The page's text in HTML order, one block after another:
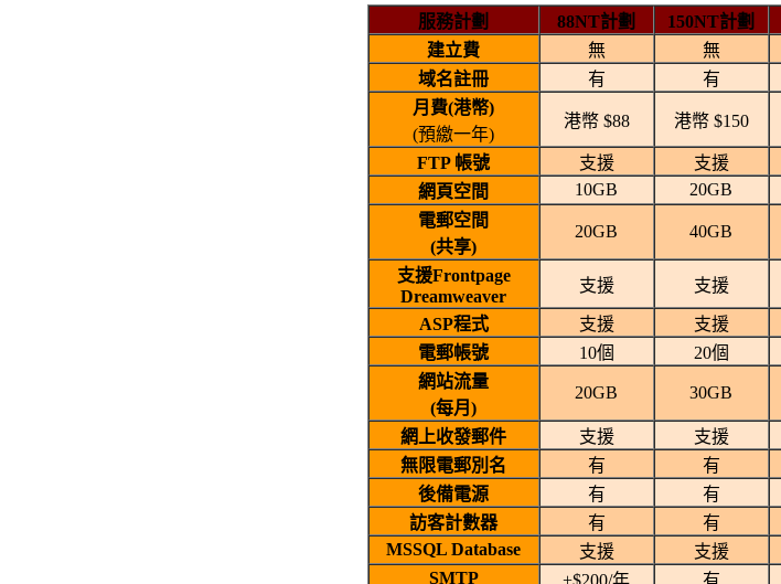
服務計劃
88NT計劃 150NT計劃
建立費
無 無
域名註冊
有 有
月費(港幣)
(預繳一年)
港幣 $88 港幣 $150
FTP 帳號 支援 支援
網頁空間
10GB 20GB
電郵空間
(共享)
20GB 40GB
支援Frontpage
Dreamweaver
支援 支援
ASP程式 支援 支援
電郵帳號
10個 20個
網站流量
(每月)
20GB 30GB
網上收發郵件 支援 支援
無限電郵別名
有 有
後備電源
有 有
訪客計數器
有 有
MSSQL Database
支援 支援
SMTP
+$200/年 有